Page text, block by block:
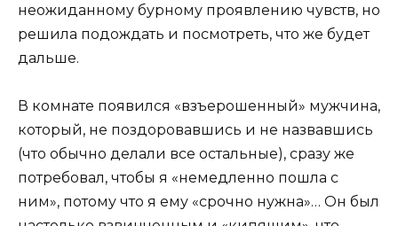
неожиданному бурному проявлению чувств, но
решила подождать и посмотреть, что же будет
дальше.
В комнате появился «взъерошенный» мужчина,
который, не поздоровавшись и не назвавшись
(что обычно делали все остальные), сразу же
потребовал, чтобы я «немедленно пошла с
ним», потому что я ему «срочно нужна»… Он был